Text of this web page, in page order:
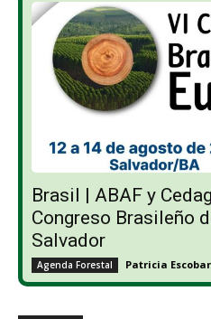
Brasil | ABAF y
Congreso Brasileño
Salvador
Agenda Forestal Patricia Escobar